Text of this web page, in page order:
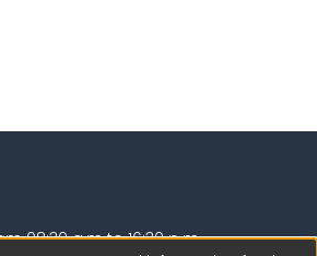
08:30 a.m to 16:30 p.m.